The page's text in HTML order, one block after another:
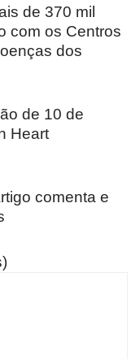
de 370 mil
com os Centros
dos
de 10 de
Heart
comenta e